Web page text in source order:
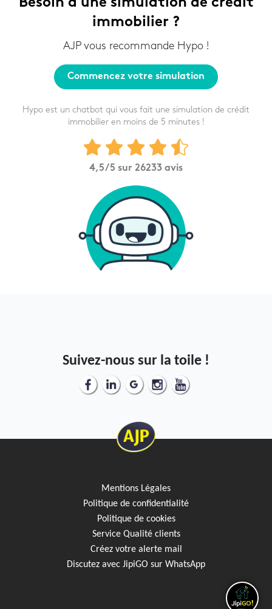
Besoin d'une simulation de crédit
immobilier ?
AJP vous recommande Hypo !
Commencez votre simulation
Hypo est un chatbot qui vous fait une simulation de crédit
immobilier en moins de 5 minutes !
4,5/5 sur 26233 avis
Suivez-nous sur la toile !
Mentions Légales
Politique de confidentialité
Politique de cookies
Service Qualité clients
Créez votre alerte mail
Discutez avec JipiGO sur WhatsApp